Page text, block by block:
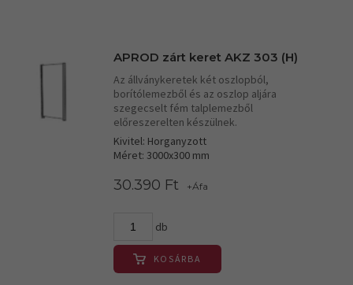
APROD zárt keret AKZ 303 (H)
Az állványkeretek két oszlopból,
borítólemezből és az oszlop aljára
szegecselt fém talplemezből
előreszerelten készülnek.
Kivitel: Horganyzott
Méret: 3000x300 mm
30.390 Ft +Áfa
db
KOSÁRBA